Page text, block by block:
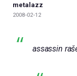
metalazz
2008-02-12
assassin